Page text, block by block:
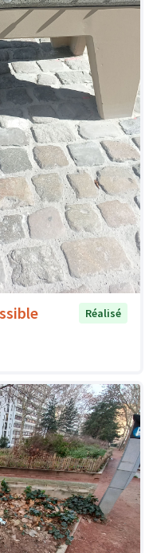
Réalisé